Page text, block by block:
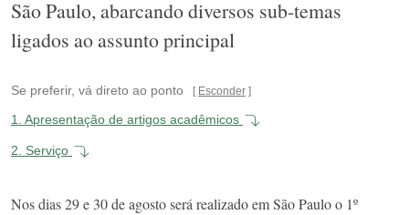
São Paulo, abarcando diversos sub-temas
ligados ao assunto principal
Se preferir, vá direto ao ponto Esconder
1. Apresentação de artigos acadêmicos
2. Serviço
Nos dias 29 e 30 de agosto será realizado em São Paulo o 1º